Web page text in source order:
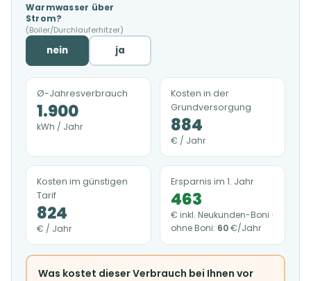
Warmwasser über
Strom?
(Boiler/Durchlauferhitzer)
nein ja
Ø-Jahresverbrauch
1.900
kWh / Jahr
Kosten in der
Grundversorgung
884
€ / Jahr
Kosten im günstigen
Tarif
824
€ / Jahr
Ersparnis im 1. Jahr
463
€ inkl. Neukunden-Boni ·
ohne Boni: 60€/Jahr
Was kostet dieser Verbrauch bei Ihnen vor